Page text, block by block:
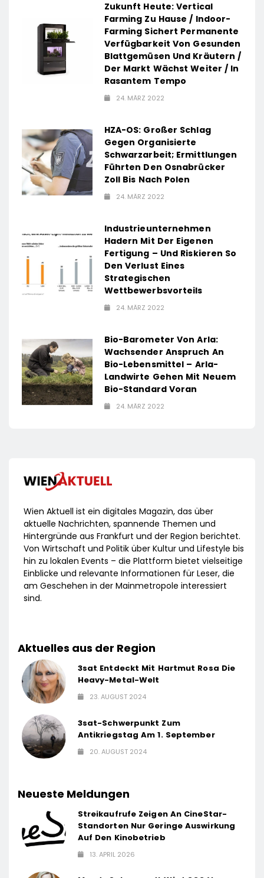
Zukunft Heute: Vertical
Farming Zu Hause / Indoor-
Farming Sichert Permanente
Verfügbarkeit Von Gesunden
Blattgemüsen Und Kräutern /
Der Markt Wächst Weiter / In
Rasantem Tempo
24. MÄRZ 2022
HZA-OS: Großer Schlag
Gegen Organisierte
Schwarzarbeit; Ermittlungen
Führten Den Osnabrücker
Zoll Bis Nach Polen
24. MÄRZ 2022
Industrieunternehmen
Hadern Mit Der Eigenen
Fertigung – Und Riskieren So
Den Verlust Eines
Strategischen
Wettbewerbsvorteils
24. MÄRZ 2022
Bio-Barometer Von Arla:
Wachsender Anspruch An
Bio-Lebensmittel – Arla-
Landwirte Gehen Mit Neuem
Bio-Standard Voran
24. MÄRZ 2022
Wien Aktuell ist ein digitales Magazin, das über
aktuelle Nachrichten, spannende Themen und
Hintergründe aus Frankfurt und der Region berichtet.
Von Wirtschaft und Politik über Kultur und Lifestyle bis
hin zu lokalen Events – die Plattform bietet vielseitige
Einblicke und relevante Informationen für Leser, die
am Geschehen in der Mainmetropole interessiert
sind.
Aktuelles aus der Region
3sat Entdeckt Mit Hartmut Rosa Die
Heavy-Metal-Welt
23. AUGUST 2024
3sat-Schwerpunkt Zum
Antikriegstag Am 1. September
20. AUGUST 2024
Neueste Meldungen
Streikaufrufe Zeigen An CineStar-
Standorten Nur Geringe Auswirkung
Auf Den Kinobetrieb
13. APRIL 2026